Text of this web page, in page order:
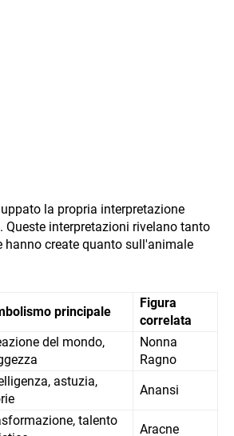
la propria interpretazione
Queste interpretazioni rivelano tanto
hanno create quanto sull'animale
principale
Figura
correlata
del mondo,
Nonna
Ragno
astuzia,
Anansi
talento
Aracne